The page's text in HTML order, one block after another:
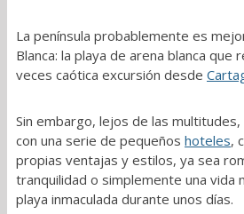
La península probablemente es
Blanca: la playa de arena blanca que
veces caótica excursión desde
Sin embargo, lejos de las
con una serie de pequeños hoteles,
propias ventajas y estilos, ya sea
tranquilidad o simplemente una vida
playa inmaculada durante unos días.